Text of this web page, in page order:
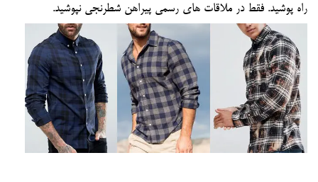
راه پوشید. فقط در ملاقات های رسمی پیراهن شطرنجی نپوشید.